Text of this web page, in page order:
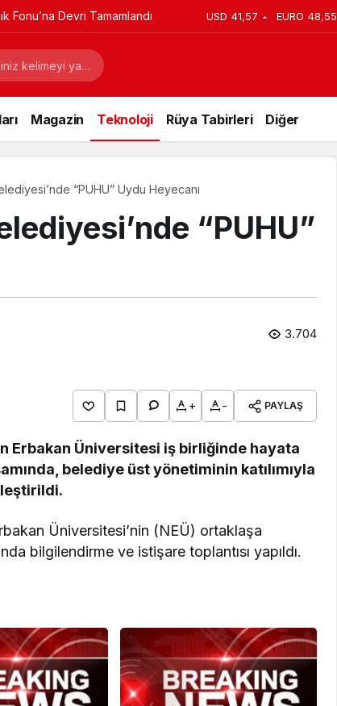
Fonu’na Devri Tamamlandı USD 41,57 EURO 48,55
Magazin Teknoloji Rüya Tabirleri Diğer
“PUHU” Uydu Heyecanı
“PUHU”
3.704
+ - PAYLAŞ
Erbakan Üniversitesi iş birliğinde hayata
belediye üst yönetiminin katılımıyla
Üniversitesi’nin (NEÜ) ortaklaşa
bilgilendirme ve istişare toplantısı yapıldı.
Teknoloji
Casper’dan mobil
üretkenlikte premium
dönemi başlatacak yeni